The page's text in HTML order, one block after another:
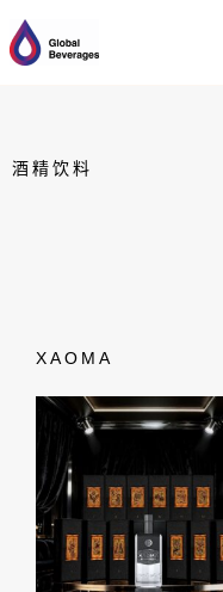
至
内
酒精饮料
ХАОМА